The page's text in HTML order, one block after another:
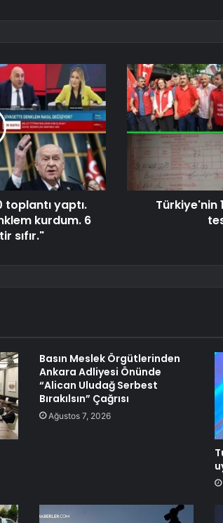
toplantı yaptı.
kurdum. 6
sıfır."
Türkiye'nin
Basın Meslek Örgütlerinden
Ankara Adliyesi Önünde
“Alican Uludağ Serbest
Bırakılsın” Çağrısı
Ağustos 7, 2026